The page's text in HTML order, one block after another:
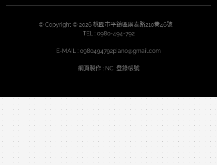
© Copyright © 2026 桃園市平鎮區廣泰路210巷46號
TEL : 0980-494-792
E-MAIL : 0980494792piano@gmail.com
網頁製作: NC 登錄帳號